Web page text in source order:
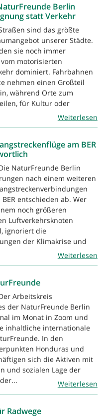
Berlin
statt Verkehr
sind das größte
unserer Städte.
sie noch immer
motorisierten
dominiert. Fahrbahnen
nehmen einen Großteil
während Orte zum
für Kultur oder
Weiterlesen
am BER
NaturFreunde Berlin
nach einem weiteren
entschieden ab. Wer
noch größeren
Luftverkehrsknoten
ignoriert die
der Klimakrise und
Weiterlesen
Arbeitskreis
der NaturFreunde Berlin
im Monat in Zoom und
inhaltliche internationale
In den
Honduras und
sich die Aktiven mit
und sozialen Lage der
Weiterlesen
Radwege